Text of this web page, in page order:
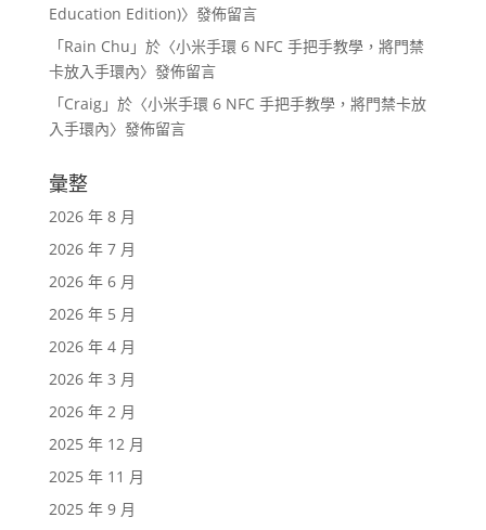
Education Edition)〉發佈留言
「Rain Chu 」於〈小米手環 6 NFC 手把手教學，將門禁
卡放入手環內〉發佈留言
「Craig」於〈小米手環 6 NFC 手把手教學，將門禁卡放
入手環內〉發佈留言
彙整
2026 年 8 月
2026 年 7 月
2026 年 6 月
2026 年 5 月
2026 年 4 月
2026 年 3 月
2026 年 2 月
2025 年 12 月
2025 年 11 月
2025 年 9 月